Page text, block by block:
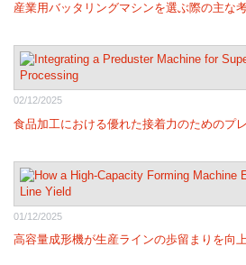
産業用バッタリングマシンを選ぶ際の主な
02/12/2025
食品加工における優れた接着力のためのプ
01/12/2025
高容量成形機が生産ラインの歩留まりを向